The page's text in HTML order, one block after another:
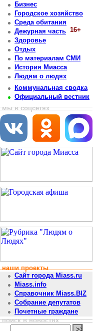
Бизнес
Городское хозяйство
Среда обитания
Дежурная часть 16+
Здоровье
Отдых
По материалам СМИ
История Миасса
Людям о людях
Коммунальная сводка
Официальный вестник
мы в соцсетях
наши проекты
Сайт города Miass.ru
Miass.info
Справочник Miass.BIZ
Собрание депутатов
Почетные граждане
поиск в новостях